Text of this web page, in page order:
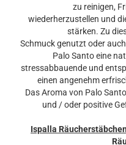
zu reinigen,
wiederherzustellen und
stärken. Zu
Schmuck genutzt oder
Palo Santo eine
stressabbauende und
einen angenehm
Das Aroma von Palo
und / oder positive
Ispalla